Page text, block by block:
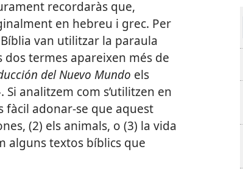
recordaràs que,
en hebreu i grec. Per
van utilitzar la paraula
dos termes apareixen més de
del Nuevo Mundo els
analitzem com s’utilitzen en
fàcil adonar-se que aquest
(2) els animals, o (3) la vida
alguns textos bíblics que